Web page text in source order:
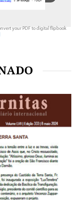
your PDF to digital flipbook